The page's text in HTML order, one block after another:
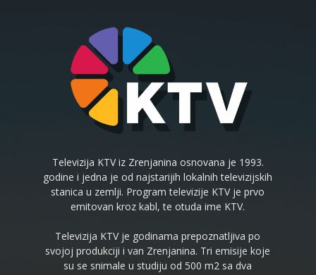
Televizija KTV iz Zrenjanina osnovana je 1993.
godine i jedna je od najstarijih lokalnih televizijskih
stanica u zemlji. Program televizije KTV je prvo
emitovan kroz kabl, te otuda ime KTV.
Televizija KTV je godinama prepoznatljiva po
svojoj produkciji i van Zrenjanina. Tri emisije koje
su se snimale u studiju od 500 m2 sa dva